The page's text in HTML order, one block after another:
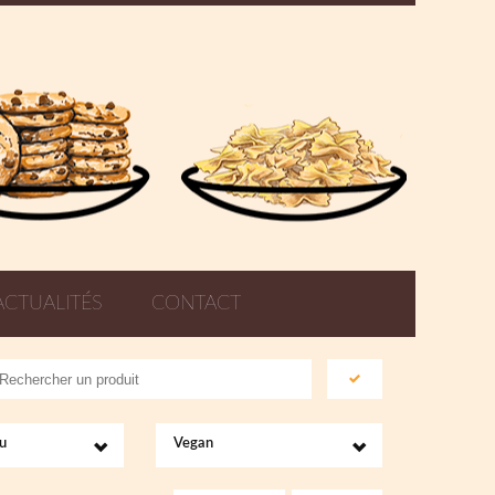
CONTACT
Vegan